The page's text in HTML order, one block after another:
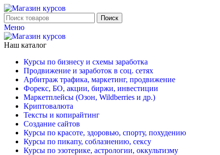
Поиск
Меню
Наш каталог
Курсы по бизнесу и схемы заработка
Продвижение и заработок в соц. сетях
Арбитраж трафика, маркетинг, продвижение
Форекс, БО, акции, биржи, инвестиции
Маркетплейсы (Озон, Wildberries и др.)
Криптовалюта
Тексты и копирайтинг
Создание сайтов
Курсы по красоте, здоровью, спорту, похудению
Курсы по пикапу, соблазнению, сексу
Курсы по эзотерике, астрологии, оккультизму